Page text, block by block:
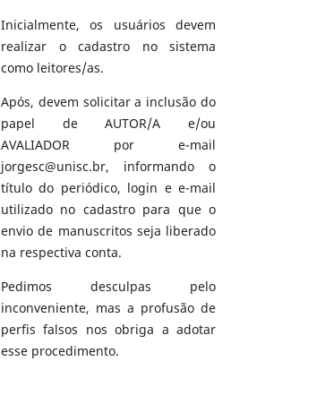
Inicialmente, os usuários devem
realizar o cadastro no sistema
como leitores/as.
Após, devem solicitar a inclusão do
papel de AUTOR/A e/ou
AVALIADOR por e-mail
jorgesc@unisc.br, informando o
título do periódico, login e e-mail
utilizado no cadastro para que o
envio de manuscritos seja liberado
na respectiva conta.
Pedimos desculpas pelo
inconveniente, mas a profusão de
perfis falsos nos obriga a adotar
esse procedimento.